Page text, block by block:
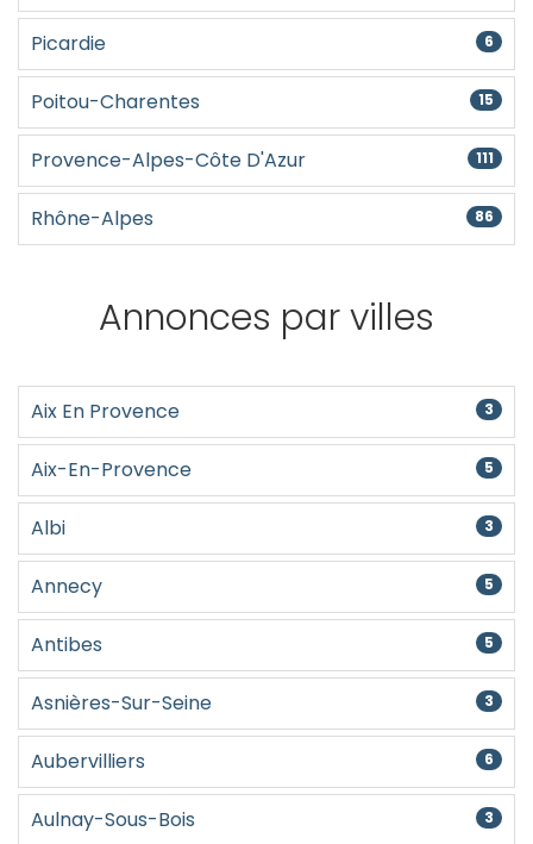
Picardie 6
Poitou-Charentes 15
Provence-Alpes-Côte D'Azur 111
Rhône-Alpes 86
Annonces par villes
Aix En Provence 3
Aix-En-Provence 5
Albi 3
Annecy 5
Antibes 5
Asnières-Sur-Seine 3
Aubervilliers 6
Aulnay-Sous-Bois 3